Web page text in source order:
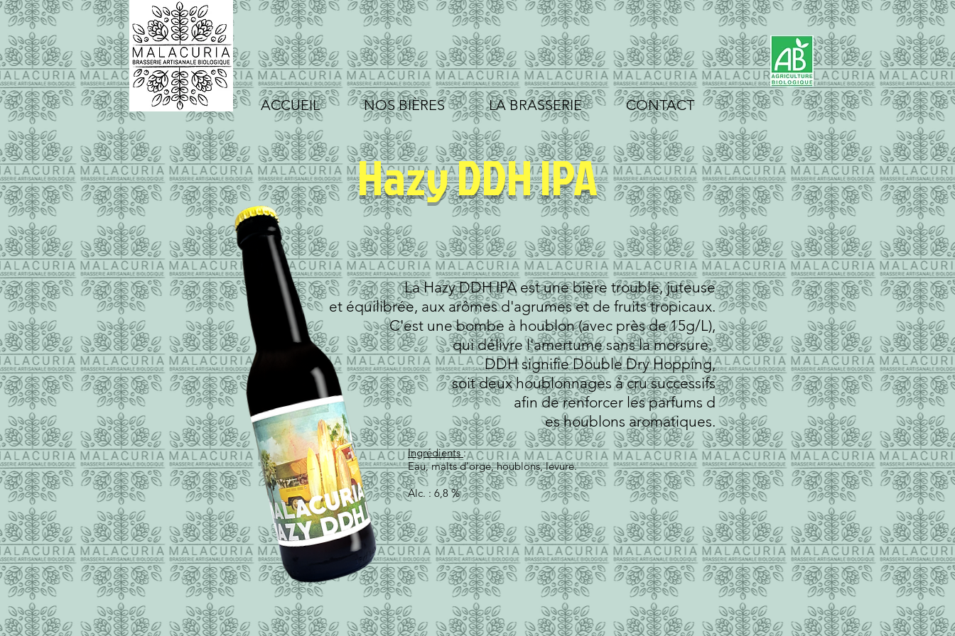
ACCUEIL NOS BIÈRES LA BRASSERIE CONTACT
Hazy DDH IPA
La Hazy DDH IPA est une bière trouble, juteuse
et équilibrée, aux arômes d'agrumes et de fruits tropicaux.
C'est une bombe à houblon (avec près de 15g/L),
qui délivre l'amertume sans la morsure.
DDH signifie Double Dry Hopping,
soit deux houblonnages à cru successifs
afin de renforcer les parfums d
es houblons aromatiques.
Ingrédients:
Eau, malts d'orge,houblons, levure.
Alc. : 6,8 %